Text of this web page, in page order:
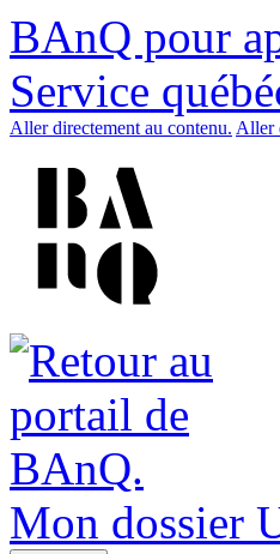
BAnQ pour
Service
Aller directement au contenu. Aller
Mon dossier